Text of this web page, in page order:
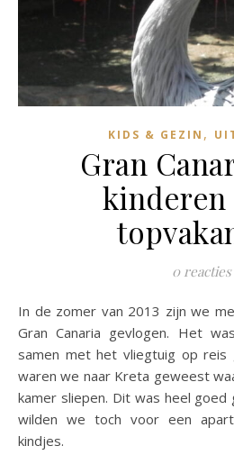
KIDS & GEZIN ,
Gran
kinderen
0 reacties
In de zomer van 2013 zijn we met onze dochtertjes naar
Gran Canaria gevlogen. Het
samen met het vliegtuig op
waren we naar Kreta geweest
kamer sliepen. Dit was heel goed
wilden we toch voor een
kindjes.